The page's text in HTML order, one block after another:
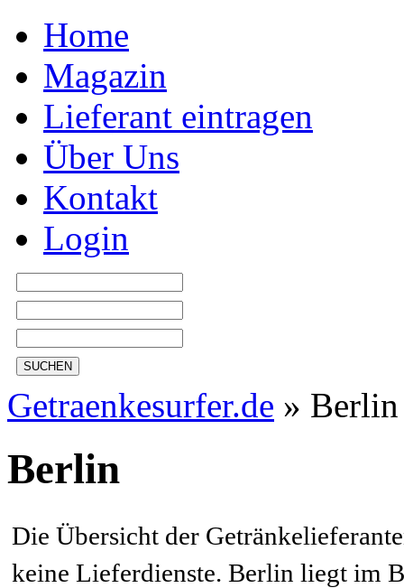
Home
Magazin
Lieferant eintragen
Über Uns
Kontakt
Login
SUCHEN
Getraenkesurfer.de »
Berlin
Die Übersicht der
keine Lieferdienste. Berlin liegt im